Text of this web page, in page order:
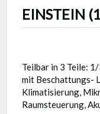
EINSTEIN
Teilbar in 3 Teile: 1/
mit Beschattungs-
Klimatisierung,
Raumsteuerung,